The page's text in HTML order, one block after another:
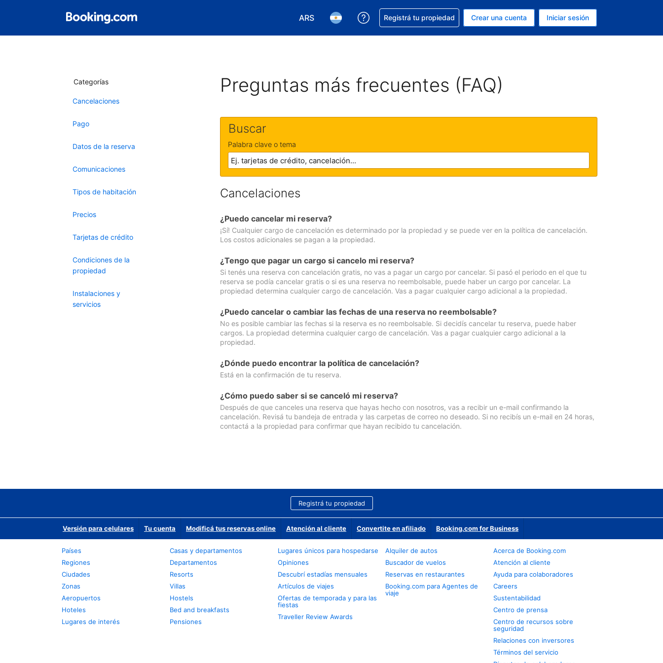
ARS
Elegir la moneda. Tu moneda actual es Peso argentino
Elegir el idioma. El idioma que estás usando es Español (Argentina)
Conseguí ayuda con tu reserva
Registrá tu propiedad Crear una cuenta Iniciar sesión
Categorías
Cancelaciones
Pago
Datos de la reserva
Comunicaciones
Tipos de habitación
Precios
Tarjetas de crédito
Condiciones de la
propiedad
Instalaciones y
servicios
Preguntas más frecuentes (FAQ)
Buscar
Palabra clave o tema
Cancelaciones
¿Puedo cancelar mi reserva?
¡Sí! Cualquier cargo de cancelación es determinado por la propiedad y se puede ver en la política de cancelación.
Los costos adicionales se pagan a la propiedad.
¿Tengo que pagar un cargo si cancelo mi reserva?
Si tenés una reserva con cancelación gratis, no vas a pagar un cargo por cancelar. Si pasó el periodo en el que tu
reserva se podía cancelar gratis o si es una reserva no reembolsable, puede haber un cargo por cancelar. La
propiedad determina cualquier cargo de cancelación. Vas a pagar cualquier cargo adicional a la propiedad.
¿Puedo cancelar o cambiar las fechas de una reserva no reembolsable?
No es posible cambiar las fechas si la reserva es no reembolsable. Si decidís cancelar tu reserva, puede haber
cargos. La propiedad determina cualquier cargo de cancelación. Vas a pagar cualquier cargo adicional a la
propiedad.
¿Dónde puedo encontrar la política de cancelación?
Está en la confirmación de tu reserva.
¿Cómo puedo saber si se canceló mi reserva?
Después de que canceles una reserva que hayas hecho con nosotros, vas a recibir un e-mail confirmando la
cancelación. Revisá tu bandeja de entrada y las carpetas de correo no deseado. Si no recibís un e-mail en 24 horas,
contactá a la propiedad para confirmar que hayan recibido tu cancelación.
Registrá tu propiedad
Versión para celulares Tu cuenta Modificá tus reservas online Atención al cliente Convertite en afiliado Booking.com for Business
Países
Regiones
Ciudades
Zonas
Aeropuertos
Hoteles
Lugares de interés
Casas y departamentos
Departamentos
Resorts
Villas
Hostels
Bed and breakfasts
Pensiones
Lugares únicos para hospedarse
Opiniones
Descubrí estadías mensuales
Artículos de viajes
Ofertas de temporada y para las
fiestas
Traveller Review Awards
Alquiler de autos
Buscador de vuelos
Reservas en restaurantes
Booking.com para Agentes de
viaje
Acerca de Booking.com
Atención al cliente
Ayuda para colaboradores
Careers
Sustentabilidad
Centro de prensa
Centro de recursos sobre
seguridad
Relaciones con inversores
Términos del servicio